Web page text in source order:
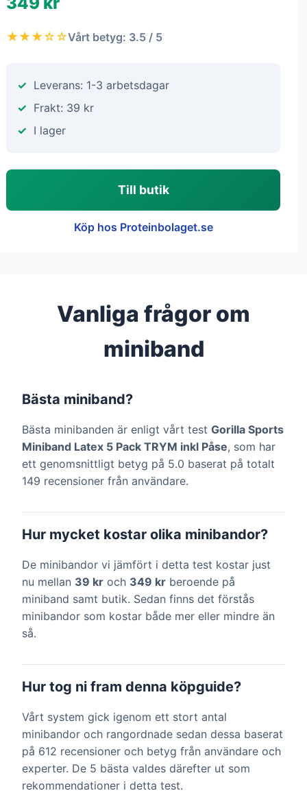
★★★☆☆Vårt betyg: 3.5 / 5
Leverans: 1-3 arbetsdagar
Frakt: 39 kr
I lager
Till butik
Köp hos Proteinbolaget.se
Vanliga frågor om
miniband
Bästa miniband?
Bästa minibanden är enligt vårt test Gorilla Sports
Miniband Latex 5 Pack TRYM inkl Påse, som har
ett genomsnittligt betyg på 5.0 baserat på totalt
149 recensioner från användare.
Hur mycket kostar olika minibandor?
De minibandor vi jämfört i detta test kostar just
nu mellan 39 kr och 349 kr beroende på
miniband samt butik. Sedan finns det förstås
minibandor som kostar både mer eller mindre än
så.
Hur tog ni fram denna köpguide?
Vårt system gick igenom ett stort antal
minibandor och rangordnade sedan dessa baserat
på 612 recensioner och betyg från användare och
experter. De 5 bästa valdes därefter ut som
rekommendationer i detta test.